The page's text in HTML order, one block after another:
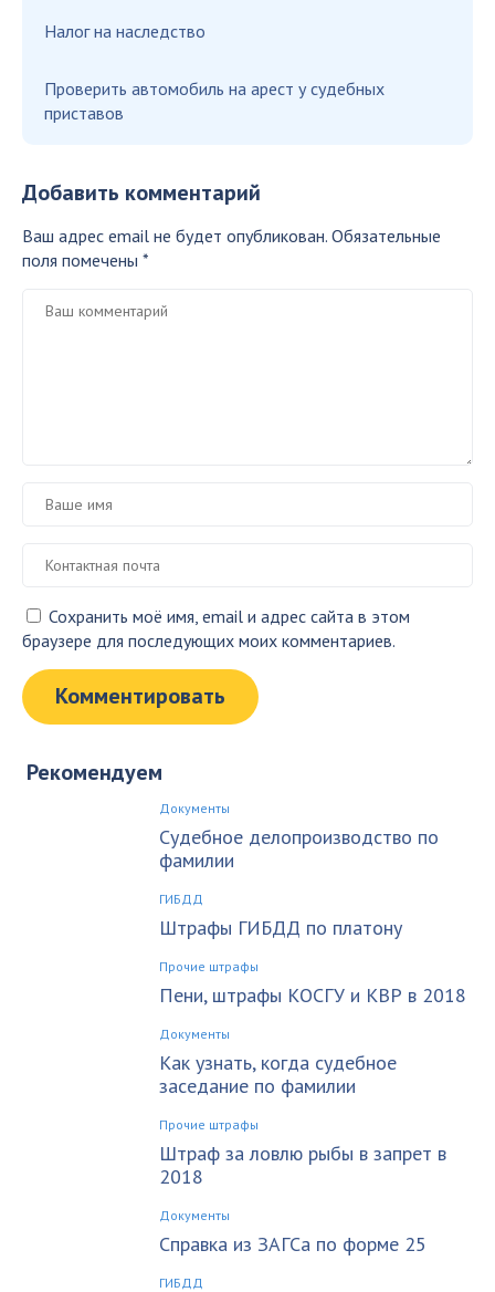
Налог на наследство
Проверить автомобиль на арест у судебных
приставов
Добавить комментарий
Ваш адрес email не будет опубликован. Обязательные
поля помечены *
Сохранить моё имя, email и адрес сайта в этом
браузере для последующих моих комментариев.
Рекомендуем
Документы
Судебное делопроизводство по
фамилии
ГИБДД
Штрафы ГИБДД по платону
Прочие штрафы
Пени, штрафы КОСГУ и КВР в 2018
Документы
Как узнать, когда судебное
заседание по фамилии
Прочие штрафы
Штраф за ловлю рыбы в запрет в
2018
Документы
Справка из ЗАГСа по форме 25
ГИБДД